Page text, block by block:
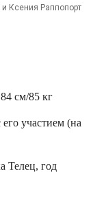
Ксения Раппопорт
см/85 кг
участием (на
Телец, год